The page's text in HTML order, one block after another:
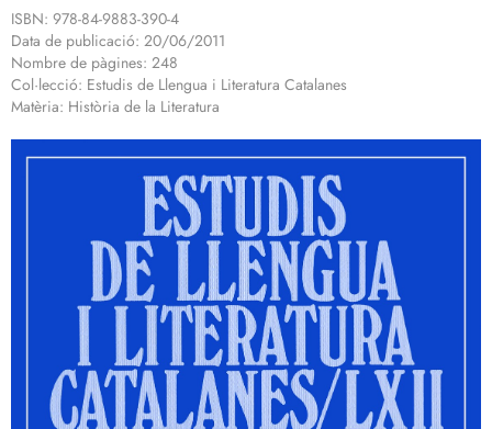
ISBN: 978-84-9883-390-4
Data de publicació: 20/06/2011
Nombre de pàgines: 248
Col·lecció: Estudis de Llengua i Literatura Catalanes
Matèria: Història de la Literatura